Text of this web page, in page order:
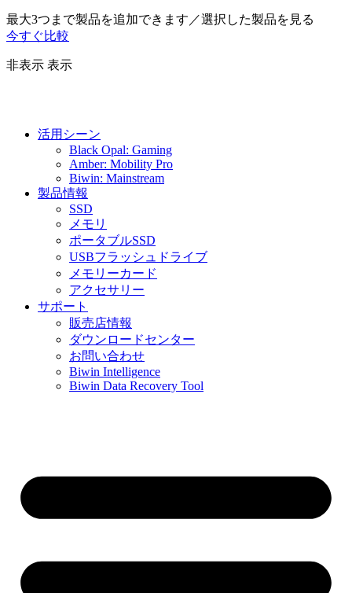
最大3つまで製品を追加できます／選択した製品を見る
今すぐ比較
非表示 表示
活用シーン
Black Opal: Gaming
Amber: Mobility Pro
Biwin: Mainstream
製品情報
SSD
メモリ
ポータブルSSD
USBフラッシュドライブ
メモリーカード
アクセサリー
サポート
販売店情報
ダウンロードセンター
お問い合わせ
Biwin Intelligence
Biwin Data Recovery Tool